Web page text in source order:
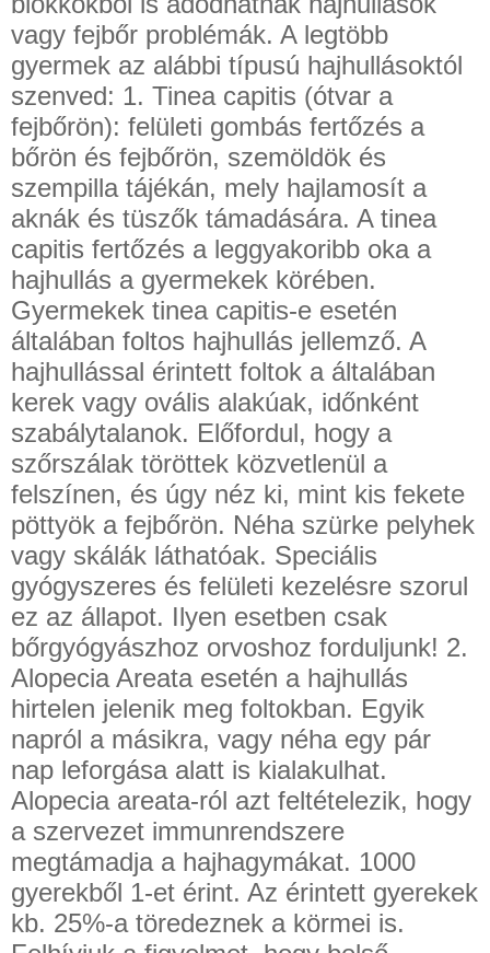
vagy fejbőr problémák. A legtöbb
gyermek az alábbi típusú hajhullásoktól
szenved: 1. Tinea capitis (ótvar a
fejbőrön): felületi gombás fertőzés a
bőrön és fejbőrön, szemöldök és
szempilla tájékán, mely hajlamosít a
aknák és tüszők támadására. A tinea
capitis fertőzés a leggyakoribb oka a
hajhullás a gyermekek körében.
Gyermekek tinea capitis-e esetén
általában foltos hajhullás jellemző. A
hajhullással érintett foltok a általában
kerek vagy ovális alakúak, időnként
szabálytalanok. Előfordul, hogy a
szőrszálak töröttek közvetlenül a
felszínen, és úgy néz ki, mint kis fekete
pöttyök a fejbőrön. Néha szürke pelyhek
vagy skálák láthatóak. Speciális
gyógyszeres és felületi kezelésre szorul
ez az állapot. Ilyen esetben csak
bőrgyógyászhoz orvoshoz forduljunk! 2.
Alopecia Areata esetén a hajhullás
hirtelen jelenik meg foltokban. Egyik
napról a másikra, vagy néha egy pár
nap leforgása alatt is kialakulhat.
Alopecia areata-ról azt feltételezik, hogy
a szervezet immunrendszere
megtámadja a hajhagymákat. 1000
gyerekből 1-et érint. Az érintett gyerekek
kb. 25%-a töredeznek a körmei is.